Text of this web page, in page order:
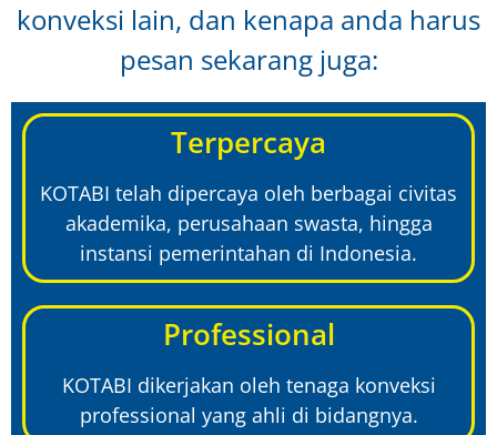
konveksi lain, dan kenapa anda harus
pesan sekarang juga:
Terpercaya
KOTABI telah dipercaya oleh berbagai civitas
akademika, perusahaan swasta, hingga
instansi pemerintahan di Indonesia.
Professional
KOTABI dikerjakan oleh tenaga konveksi
professional yang ahli di bidangnya.